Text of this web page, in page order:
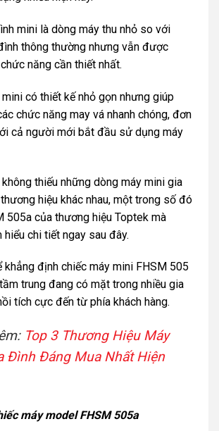
mini là dòng máy thu nhỏ so với
thông thường nhưng vẫn được
năng cần thiết nhất.
có thiết kế nhỏ gọn nhưng giúp
chức năng may vá nhanh chóng, đơn
cả người mới bắt đầu sử dụng máy
thiếu những dòng máy mini gia
hiệu khác nhau, một trong số đó
505a của thương hiệu Toptek mà
hiểu chi tiết ngay sau đây.
khẳng định chiếc máy mini FHSM 505
trung đang có mặt trong nhiều gia
tích cực đến từ phía khách hàng.
Top 3 Thương Hiệu Máy
Đình Đáng Mua Nhất Hiện
máy model FHSM 505a